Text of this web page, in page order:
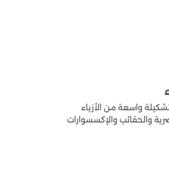
2026 بتخفيضات حصرية تصل حتى 60% على تشكيلة واسعة من الأزياء
والحقائب والإكسسوارات